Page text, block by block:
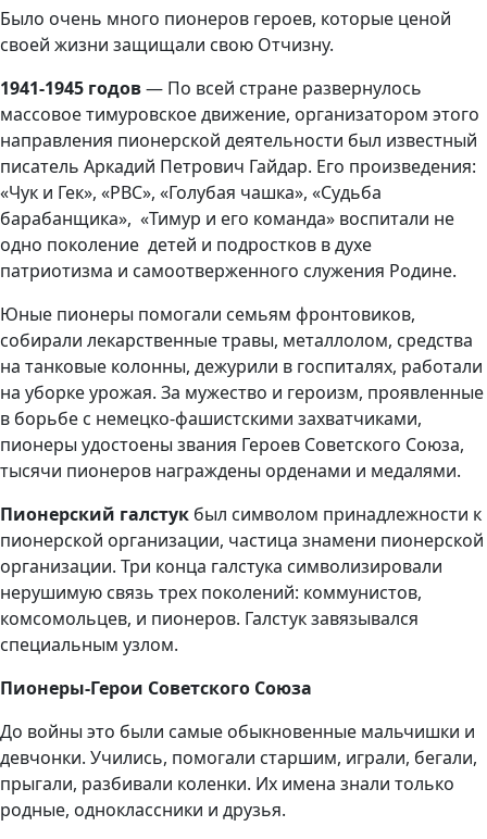
Было очень много пионеров героев, которые ценой
своей жизни защищали свою Отчизну.
1941-1945 годов— По всей стране развернулось
массовое тимуровское движение, организатором этого
направления пионерской деятельности был известный
писатель Аркадий Петрович Гайдар. Его произведения:
«Чук и Гек», «РВС», «Голубая чашка», «Судьба
барабанщика», «Тимур и его команда» воспитали не
одно поколение детей и подростков в духе
патриотизма и самоотверженного служения Родине.
Юные пионеры помогали семьям фронтовиков,
собирали лекарственные травы, металлолом, средства
на танковые колонны, дежурили в госпиталях, работали
на уборке урожая. За мужество и героизм, проявленные
в борьбе с немецко-фашистскими захватчиками,
пионеры удостоены звания Героев Советского Союза,
тысячи пионеров награждены орденами и медалями.
Пионерский галстук был символом принадлежности к
пионерской организации, частица знамени пионерской
организации. Три конца галстука символизировали
нерушимую связь трех поколений: коммунистов,
комсомольцев, и пионеров. Галстук завязывался
специальным узлом.
Пионеры-Герои Советского Союза
До войны это были самые обыкновенные мальчишки и
девчонки. Учились, помогали старшим, играли, бегали,
прыгали, разбивали коленки. Их имена знали только
родные, одноклассники и друзья.